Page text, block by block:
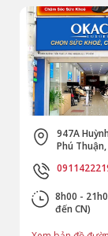
947A
Phú Thuận,
0911422219
8h00 -
đến CN)